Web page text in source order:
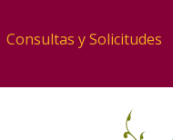
Consultas y Solicitudes